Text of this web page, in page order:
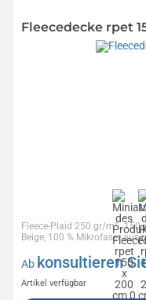
Fleecedecke rpet
Fleece-Plaid 250 gr/m²., 150
Beige, 100 % Mikrofaser aus
Ab konsultieren
Artikel verfügbar